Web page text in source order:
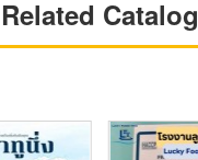
Related Catalog